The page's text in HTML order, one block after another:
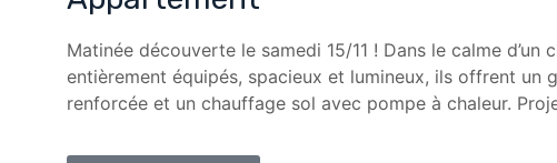
Matinée découverte le samedi 15/11 ! Dans le calme
entièrement équipés, spacieux et lumineux, ils offrent
renforcée et un chauffage sol avec pompe à chaleur.